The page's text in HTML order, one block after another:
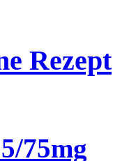
Rezept
75mg